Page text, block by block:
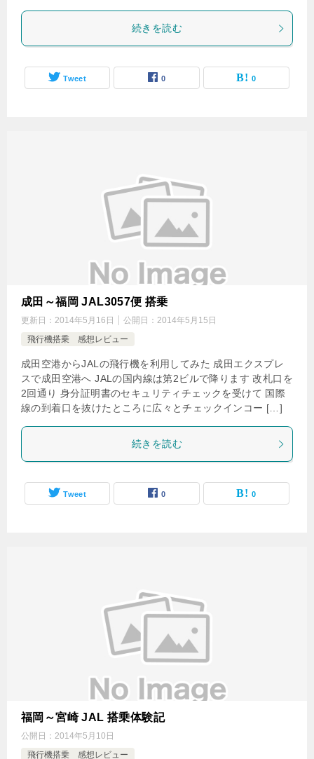
続きを読む
Tweet 0 0
成田～福岡 JAL3057便 搭乗
更新日： 2014年5月16日 公開日： 2014年5月15日
飛行機搭乗 感想レビュー
成田空港からJALの飛行機を利用してみた 成田エクスプレ
スで成田空港へ JALの国内線は第2ビルで降ります 改札口を
2回通り 身分証明書のセキュリティチェックを受けて 国際
線の到着口を抜けたところに広々とチェックインコー […]
続きを読む
Tweet 0 0
福岡～宮崎 JAL 搭乗体験記
公開日： 2014年5月10日
飛行機搭乗 感想レビュー